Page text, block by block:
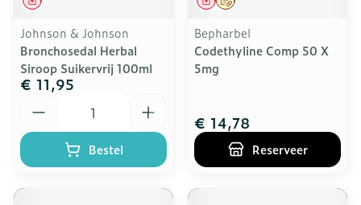
Johnson & Johnson
Bronchosedal Herbal
Siroop Suikervrij 100ml
€ 11,95
Bestel
Bepharbel
Codethyline Comp 50 X
5mg
€ 14,78
Reserveer